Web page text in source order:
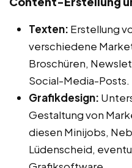
Texten: Erstellung
verschiedene
Broschüren,
Social-Media-Posts.
Grafikdesign:
Gestaltung von
diesen Minijobs,
Lüdenscheid,